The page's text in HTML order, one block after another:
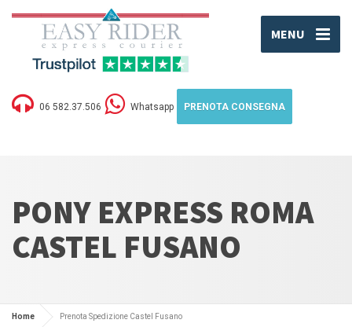
MENU
06 582.37.506 Whatsapp PRENOTA CONSEGNA
PONY EXPRESS ROMA
CASTEL FUSANO
Home Prenota Spedizione Castel Fusano